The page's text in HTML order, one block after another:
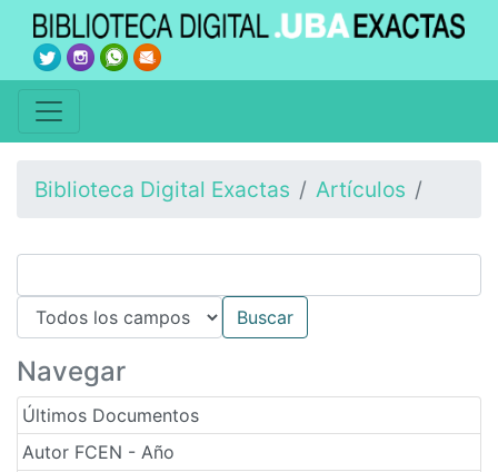
Biblioteca Digital Exactas Artículos
Navegar
Últimos Documentos
Autor FCEN - Año